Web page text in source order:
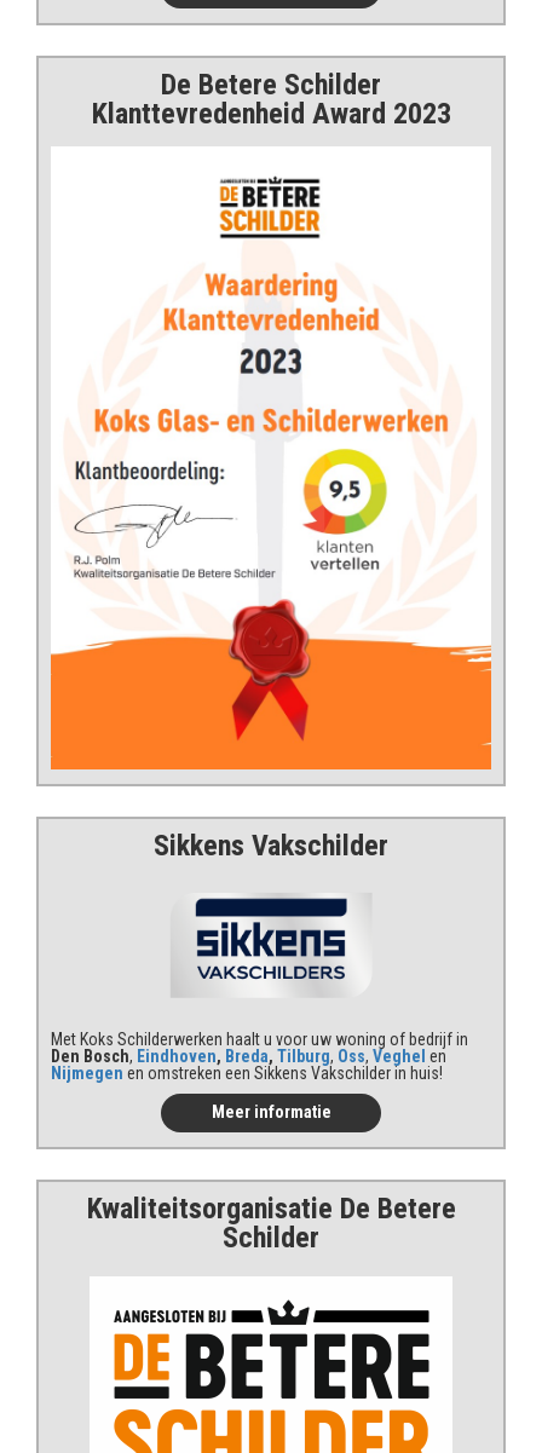
De Betere Schilder
Klanttevredenheid Award 2023
Sikkens Vakschilder
Met Koks Schilderwerken haalt u voor uw woning of bedrijf in
Den Bosch, Eindhoven, Breda, Tilburg, Oss, Veghel en
Nijmegen en omstreken een Sikkens Vakschilder in huis!
Meer informatie
Kwaliteitsorganisatie De Betere
Schilder